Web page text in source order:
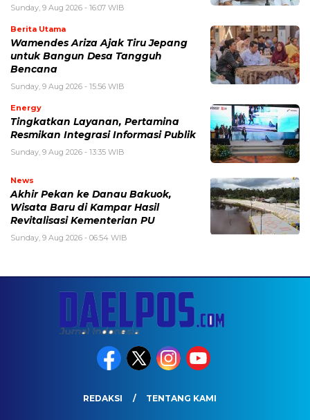
Sunday, 9 Aug 2026 - 16:07 WIB
Berita Utama
Wamendes Ariza Ajak Tiru Jepang
untuk Bangun Desa Tangguh
Bencana
Sunday, 9 Aug 2026 - 15:56 WIB
Energy
Tingkatkan Layanan, Pertamina
Resmikan Integrasi Informasi Publik
Sunday, 9 Aug 2026 - 13:35 WIB
News
Akhir Pekan ke Danau Bakuok,
Wisata Baru di Kampar Hasil
Revitalisasi Kementerian PU
Sunday, 9 Aug 2026 - 06:54 WIB
REDAKSI TENTANG KAMI